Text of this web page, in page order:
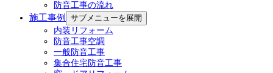
防音工事の流れ
施工事例
サブメニューを展開
内装リフォーム
防音工事空調
一般防音工事
集合住宅防音工事